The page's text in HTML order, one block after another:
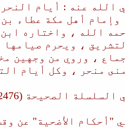
الله عنه : أيام
أهل مكة عطاء
الله ، واختاره
، ويحرم
، وروي من وجهين
منحر ، وكل أيام
الصحيحة (2476) .
"أحكام الأضحية" عن